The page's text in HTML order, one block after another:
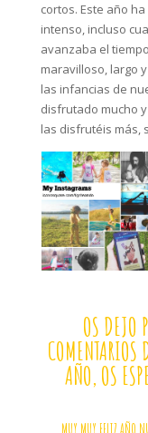
cortos. Este año
intenso, incluso
avanzaba el
maravilloso, largo
las infancias de
disfrutado mucho
las disfrutéis más,
OS DEJO
COMENTARIOS
AÑO, OS
MUY MUY FELIZ AÑO